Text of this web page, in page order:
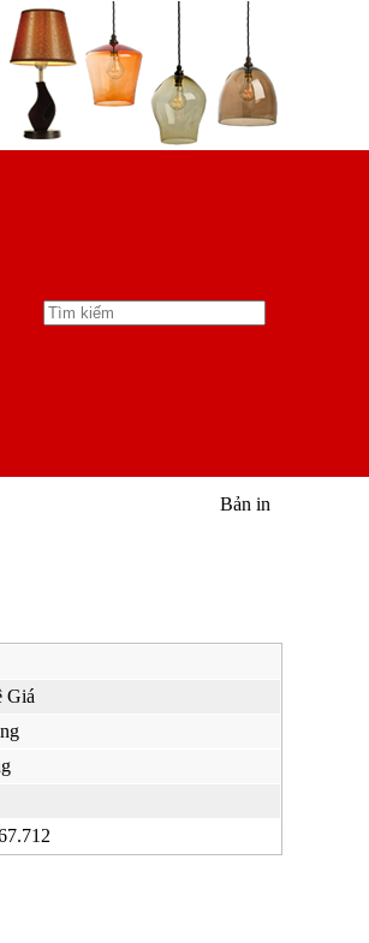
Bản in
Giá